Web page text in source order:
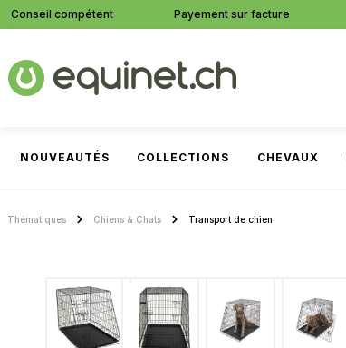
Passer à la navigation principale
Conseil compétent Payement sur facture
NOUVEAUTÉS COLLECTIONS CHEVAUX
Thématiques Chiens & Chats Transport de chien